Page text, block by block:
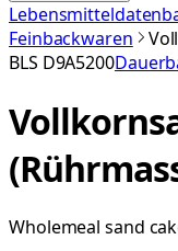
Feinbackwaren
BLS D9A5200
Wholemeal sand